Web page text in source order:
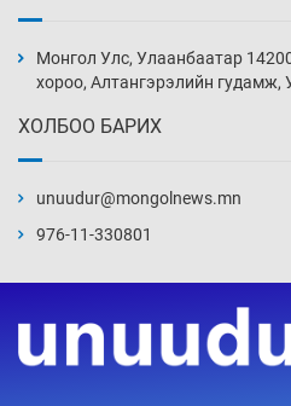
Өчигдөр 13 цаг
Өчигдөр 13 цаг
Өчигдөр 12 цаг
Монгол Улс, Улаанбаатар
хороо, Алтангэрэлийн гудамж,
ХОЛБОО БАРИХ
unuudur@mongolnews.mn
976-11-330801